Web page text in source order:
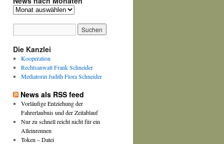
News
Die Kanzlei
Kooperation
Rechtsanwalt Frank Schneider
Mediatorin Judith Flora Schneider
News als RSS feed
Vorläufige Entziehung der
Fahrerlaubnis und der Zeitablauf
Nur zu schnell reicht nicht für ein
Alleinrennen
Token – Datei